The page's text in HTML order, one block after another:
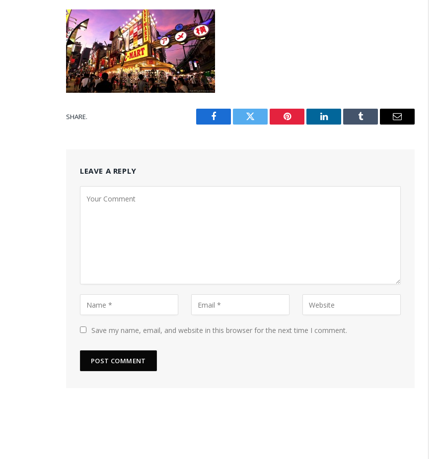
SHARE.
Facebook Twitter Pinterest LinkedIn Tumblr Email
LEAVE A REPLY
Save my name, email, and website in this browser for the next time I comment.